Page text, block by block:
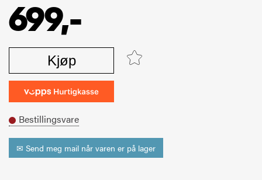
699,-
Kjøp
Bestillingsvare
✉ Send meg mail når varen er på lager